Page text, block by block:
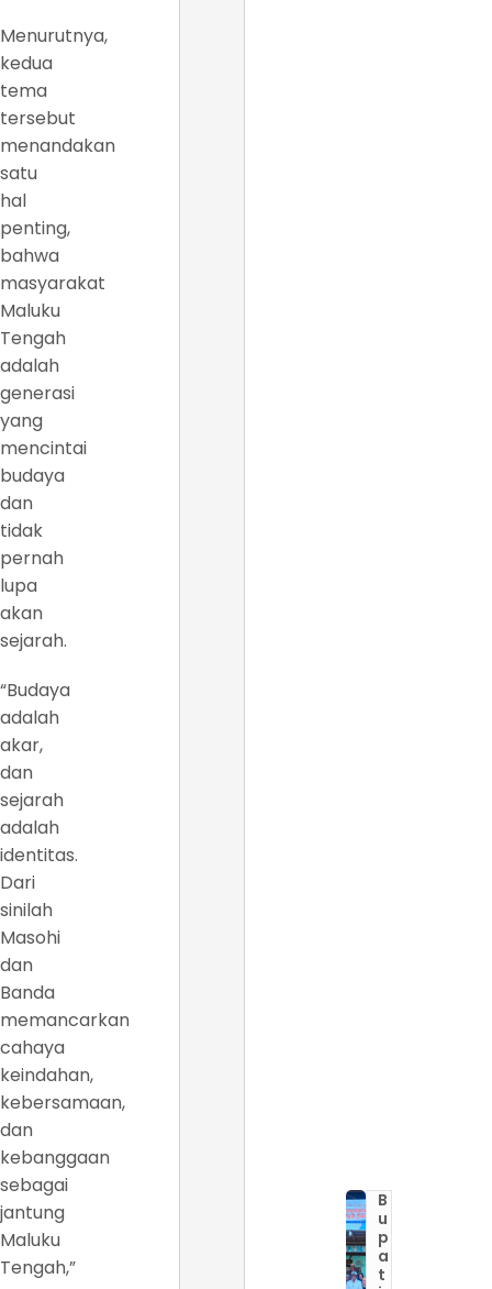
Menurutnya,
kedua
tema
tersebut
menandakan
satu
hal
penting,
bahwa
masyarakat
Maluku
Tengah
adalah
generasi
yang
mencintai
budaya
dan
tidak
pernah
lupa
akan
sejarah.
“Budaya
adalah
akar,
dan
sejarah
adalah
identitas.
Dari
sinilah
Masohi
dan
Banda
memancarkan
cahaya
keindahan,
kebersamaan,
dan
kebanggaan
sebagai
jantung
Maluku
Tengah,”
B
u
p
a
t